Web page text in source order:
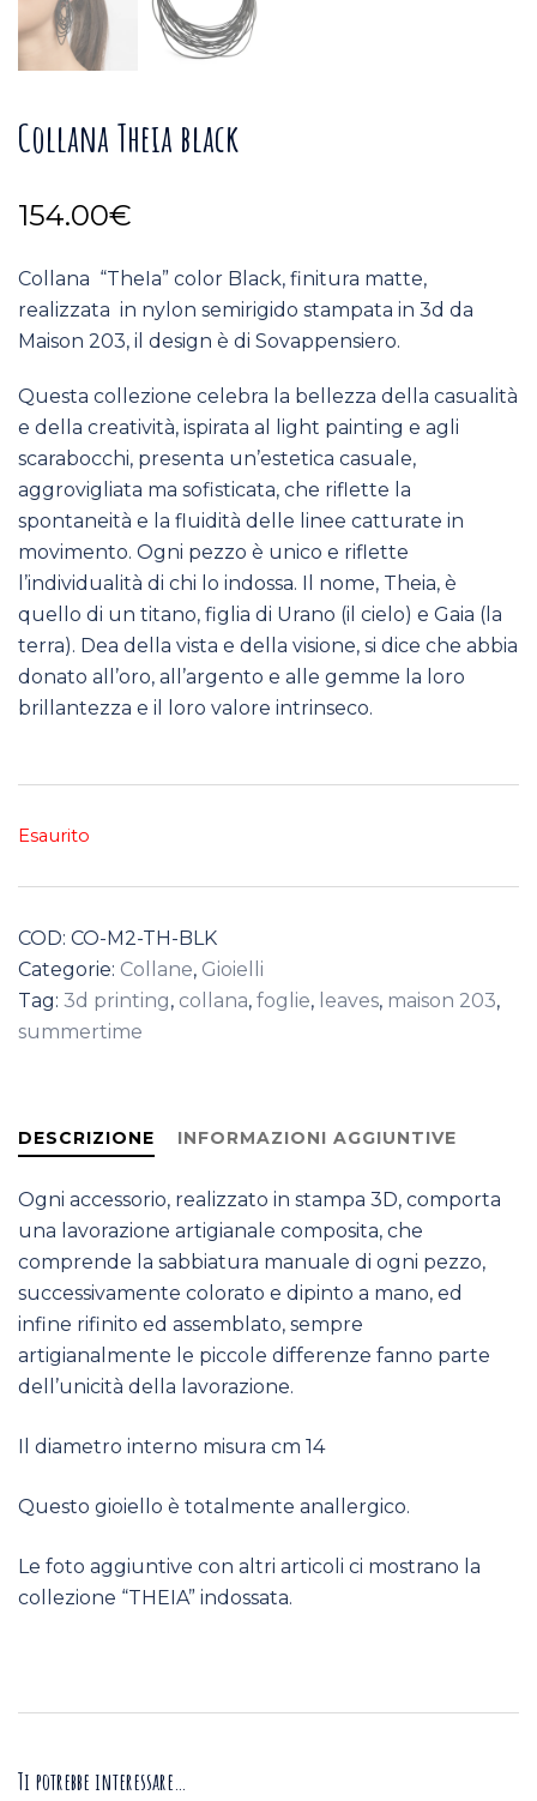
Collana Theia black
154.00€
Collana “TheIa” color Black, finitura matte,
realizzata in nylon semirigido stampata in 3d da
Maison 203, il design è di Sovappensiero.
Questa collezione celebra la bellezza della casualità
e della creatività, ispirata al light painting e agli
scarabocchi, presenta un’estetica casuale,
aggrovigliata ma sofisticata, che riflette la
spontaneità e la fluidità delle linee catturate in
movimento. Ogni pezzo è unico e riflette
l’individualità di chi lo indossa. Il nome, Theia, è
quello di un titano, figlia di Urano (il cielo) e Gaia (la
terra). Dea della vista e della visione, si dice che abbia
donato all’oro, all’argento e alle gemme la loro
brillantezza e il loro valore intrinseco.
Esaurito
COD: CO-M2-TH-BLK
Categorie: Collane, Gioielli
Tag: 3d printing, collana, foglie, leaves, maison 203,
summertime
DESCRIZIONE INFORMAZIONI AGGIUNTIVE
Ogni accessorio, realizzato in stampa 3D, comporta
una lavorazione artigianale composita, che
comprende la sabbiatura manuale di ogni pezzo,
successivamente colorato e dipinto a mano, ed
infine rifinito ed assemblato, sempre
artigianalmente le piccole differenze fanno parte
dell’unicità della lavorazione.
Il diametro interno misura cm 14
Questo gioiello è totalmente anallergico.
Le foto aggiuntive con altri articoli ci mostrano la
collezione “THEIA” indossata.
Ti potrebbe interessare…